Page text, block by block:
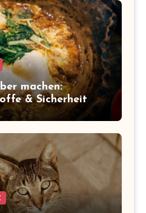
machen:
& Sicherheit